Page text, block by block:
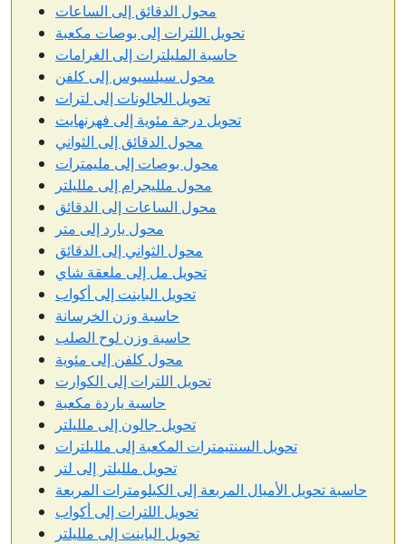
محول الدقائق إلى الساعات
تحويل اللترات إلى بوصات مكعبة
حاسبة المليلترات إلى الغرامات
محول سيلسيوس إلى كلفن
تحويل الجالونات إلى لترات
تحويل درجة مئوية إلى فهرنهايت
محول الدقائق إلى الثواني
محول بوصات إلى مليمترات
محول ملليجرام إلى ملليلتر
محول الساعات إلى الدقائق
محول يارد إلى متر
محول الثواني إلى الدقائق
تحويل مل إلى ملعقة شاي
تحويل الباينت إلى أكواب
حاسبة وزن الخرسانة
حاسبة وزن لوح الصلب
محول كلفن إلى مئوية
تحويل اللترات إلى الكوارت
حاسبة ياردة مكعبة
تحويل جالون إلى ملليلتر
تحويل السنتيمترات المكعبة إلى ملليلترات
تحويل ملليلتر إلى لتر
حاسبة تحويل الأميال المربعة إلى الكيلومترات المربعة
تحويل اللترات إلى أكواب
تحويل الباينت إلى ملليلتر